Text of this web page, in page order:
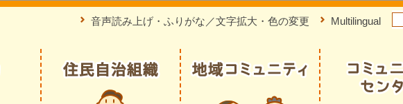
このページの本文へ移動
音声読み上げ・ふりがな／文字拡大・色の変更 Multilingual